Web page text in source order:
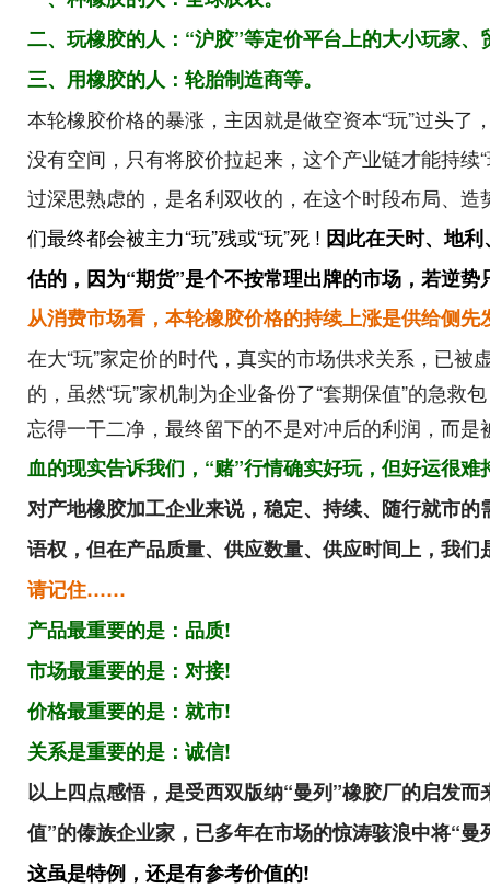
二、玩橡胶的人：“沪胶”等定价平台上的大小玩家、
三、用橡胶的人：轮胎制造商等。
本轮橡胶价格的暴涨，主因就是做空资本“玩”过头
没有空间 ， 只有将胶价拉起来，这个产业链才能持续
过深思熟虑的 ， 是名利双收的 ， 在这个时段布局、造
们最终都会被主力“玩”残或“玩”死 ! 因此在天时、地
估的 ， 因为“期货”是个不按常理出牌的市场 ，若逆势
从消费市场看 ， 本轮橡胶价格的持续上涨是供给侧先
在大“玩”家定价的时代，真实的市场供求关系，已被
的，虽然“玩”家机制为企业备份了“套期保值”的急救
忘得一干二净，最终留下的不是对冲后的利润，而
血的现实告诉我们，“赌”行情确实好玩，但好运很
对产地橡胶加工企业来说，稳定、持续、随行就市
语权，但在产品质量、供应数量、供应时间上，我们
请记住……
产品最重要的是：品质!
市场最重要的是：对接!
价格最重要的是：就市!
关系是重要的是：诚信!
以上四点感悟，是受西双版纳“曼列”橡胶厂的启发
值”的傣族企业家，已多年在市场的惊涛骇浪中将“曼
这虽是特例，还是有参考价值的!